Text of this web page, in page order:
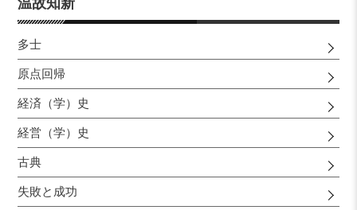
温故知新
多士
原点回帰
経済（学）史
経営（学）史
古典
失敗と成功